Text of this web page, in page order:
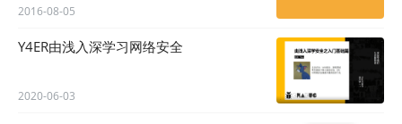
2016-08-05
Y4ER由浅入深学习网络安全
2020-06-03